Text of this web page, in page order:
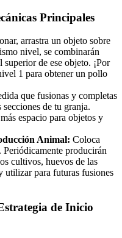
Principales
arrastra un objeto sobre
nivel, se combinarán
de ese objeto. ¡Por
1 para obtener un pollo
que fusionas y completas
de tu granja.
espacio para objetos y
Animal: Coloca
producirán
cultivos, huevos de las
utilizar para futuras fusiones
de Inicio